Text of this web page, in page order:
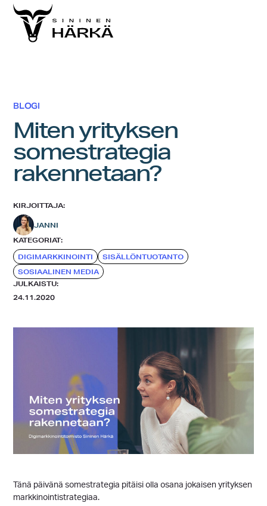
Skip
content
BLOGI
Miten yrityksen
somestrategia
rakennetaan?
KIRJOITTAJA:
JANNI
KATEGORIAT:
DIGIMARKKINOINTI
SISÄLLÖNTUOTANTO
SOSIAALINEN MEDIA
JULKAISTU:
24.11.2020
Tänä päivänä somestrategia pitäisi olla osana jokaisen yrityksen
markkinointistrategiaa.